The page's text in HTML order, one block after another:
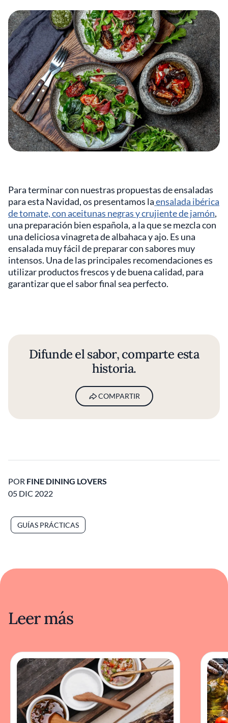
Para terminar con nuestras propuestas de ensaladas
para esta Navidad, os presentamos laensalada ibérica
de tomate, con aceitunas negras y crujiente de jamón,
una preparación bien española, a la que se mezcla con
una deliciosa vinagreta de albahaca y ajo. Es una
ensalada muy fácil de preparar con sabores muy
intensos. Una de las principales recomendaciones es
utilizar productos frescos y de buena calidad, para
garantizar que el sabor final sea perfecto.
Difunde el sabor, comparte esta
historia.
COMPARTIR
POR FINE DINING LOVERS
05 DIC 2022
GUÍAS PRÁCTICAS
Leer más